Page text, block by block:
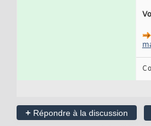
+ Répondre à la discussion